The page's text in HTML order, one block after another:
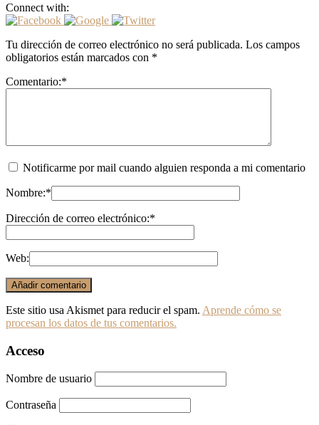
Connect with:
Tu dirección de correo electrónico no será publicada. Los campos
obligatorios están marcados con *
Comentario:*
Notificarme por mail cuando alguien responda a mi comentario
Nombre:*
Dirección de correo electrónico:*
Web:
Este sitio usa Akismet para reducir el spam. Aprende cómo se
procesan los datos de tus comentarios.
Acceso
Nombre de usuario
Contraseña